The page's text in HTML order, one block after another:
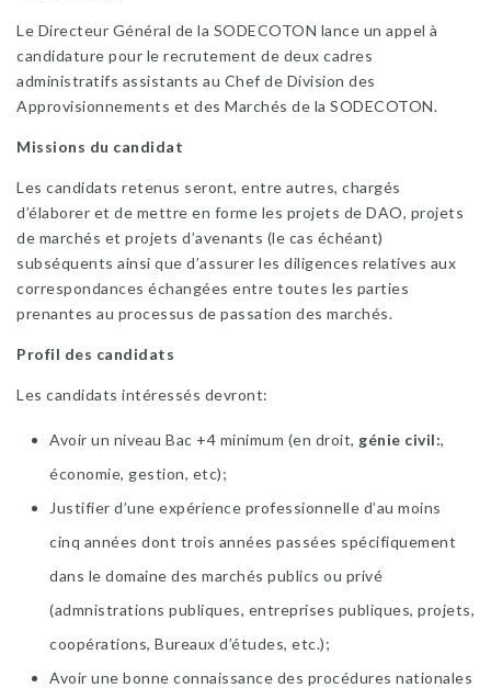
Le Directeur Général de la SODECOTON lance un appel à
candidature pour le recrutement de deux cadres
administratifs assistants au Chef de Division des
Approvisionnements et des Marchés de la SODECOTON.
Missions du candidat
Les candidats retenus seront, entre autres, chargés
d’élaborer et de mettre en forme les projets de DAO, projets
de marchés et projets d’avenants (le cas échéant)
subséquents ainsi que d’assurer les diligences relatives aux
correspondances échangées entre toutes les parties
prenantes au processus de passation des marchés.
Profil des candidats
Les candidats intéressés devront:
Avoir un niveau Bac +4 minimum (en droit, génie civil ,
économie, gestion, etc);
Justifier d’une expérience professionnelle d’au moins
cinq années dont trois années passées spécifiquement
dans le domaine des marchés publics ou privé
(admnistrations publiques, entreprises publiques, projets,
coopérations, Bureaux d’études, etc.);
Avoir une bonne connaissance des procédures nationales